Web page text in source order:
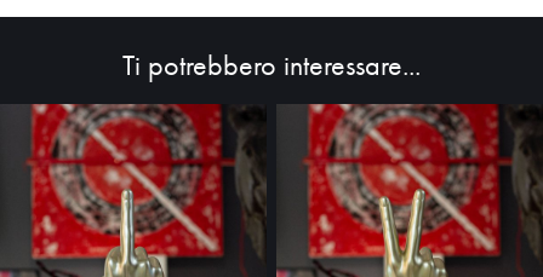
HOME
Ti potrebbero interessare...